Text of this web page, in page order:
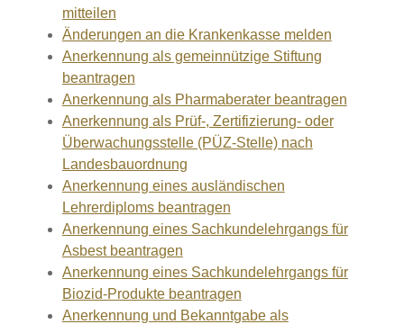
mitteilen
Änderungen an die Krankenkasse melden
Anerkennung als gemeinnützige Stiftung
beantragen
Anerkennung als Pharmaberater beantragen
Anerkennung als Prüf-, Zertifizierung- oder
Überwachungsstelle (PÜZ-Stelle) nach
Landesbauordnung
Anerkennung eines ausländischen
Lehrerdiploms beantragen
Anerkennung eines Sachkundelehrgangs für
Asbest beantragen
Anerkennung eines Sachkundelehrgangs für
Biozid-Produkte beantragen
Anerkennung und Bekanntgabe als